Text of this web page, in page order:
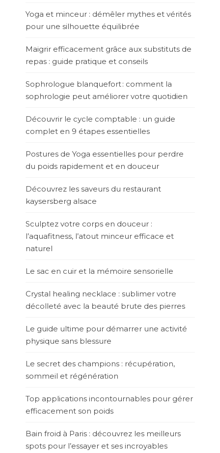
Yoga et minceur : démêler mythes et vérités
pour une silhouette équilibrée
Maigrir efficacement grâce aux substituts de
repas : guide pratique et conseils
Sophrologue blanquefort : comment la
sophrologie peut améliorer votre quotidien
Découvrir le cycle comptable : un guide
complet en 9 étapes essentielles
Postures de Yoga essentielles pour perdre
du poids rapidement et en douceur
Découvrez les saveurs du restaurant
kaysersberg alsace
Sculptez votre corps en douceur :
l’aquafitness, l’atout minceur efficace et
naturel
Le sac en cuir et la mémoire sensorielle
Crystal healing necklace : sublimer votre
décolleté avec la beauté brute des pierres
Le guide ultime pour démarrer une activité
physique sans blessure
Le secret des champions : récupération,
sommeil et régénération
Top applications incontournables pour gérer
efficacement son poids
Bain froid à Paris : découvrez les meilleurs
spots pour l’essayer et ses incroyables